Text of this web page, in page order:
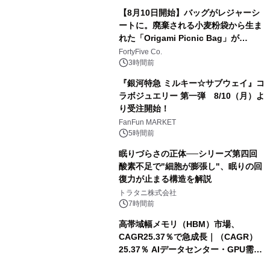
【8月10日開始】バッグがレジャーシ
ートに。廃棄される小麦粉袋から生ま
れた「Origami Picnic Bag」が
Makuakeに登場
FortyFive Co.
3時間前
『銀河特急 ミルキー☆サブウェイ』コ
ラボジュエリー 第一弾 8/10（月）よ
り受注開始！
FanFun MARKET
5時間前
眠りづらさの正体──シリーズ第四回
酸素不足で"細胞が膨張し"、眠りの回
復力が止まる構造を解説
トラタニ株式会社
7時間前
高帯域幅メモリ（HBM）市場、
CAGR25.37％で急成長｜（CAGR）
25.37％ AIデータセンター・GPU需要